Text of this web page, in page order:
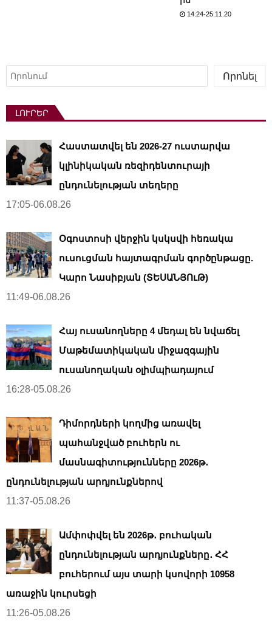
14:24-25.11.20
Որոնել
Որոնել
ԼՈՒՐԵՐ
Հաստատվել են 2026-27 ուստարվա
կլինիկական ռեզիդենտուրայի
ընդունելության տեղերը
17:05-06.08.26
Օգոստոսի վերջին կսկսվի հեռակա
ուսուցման հայտագրման գործընթացը.
Կարո Նասիբյան (ՏԵՍԱՆՅՈւԹ)
11:49-06.08.26
Հայ ուսանողները 4 մեդալ են նվաճել
Մաթեմատիկական միջազգային
ուսանողական օլիմպիադայում
16:28-05.08.26
Դիմորդների կողմից առավել
պահանջված բուհերն ու
մասնագիտությունները 2026թ․
ընդունելության արդյունքներով
11:37-05.08.26
Ամփոփվել են 2026թ․ բուհական
ընդունելության արդյունքները․ ՀՀ
բուհերում այս տարի կսովորի 10958
առաջին կուրսեցի
11:26-05.08.26